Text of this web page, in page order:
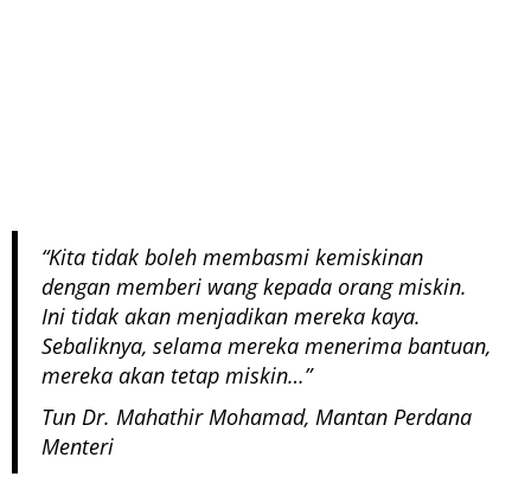
“Kita tidak boleh membasmi kemiskinan
dengan memberi wang kepada orang miskin.
Ini tidak akan menjadikan mereka kaya.
Sebaliknya, selama mereka menerima bantuan,
mereka akan tetap miskin…”
Tun Dr. Mahathir Mohamad, Mantan Perdana
Menteri